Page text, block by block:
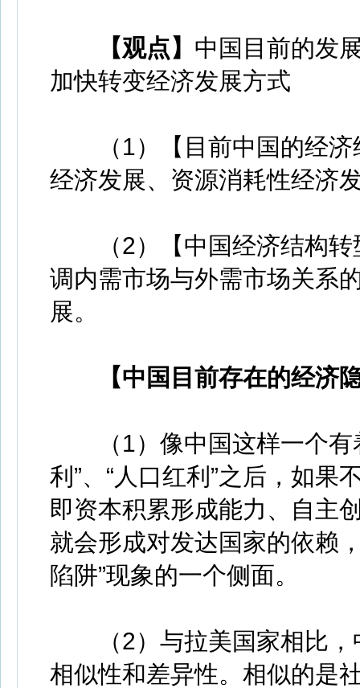
【观点】 中国目前的发
加快转变经济发展方式
（1）【目前中国的经济
经济发展、资源消耗性经济
（2）【中国经济结构转
调内需市场与外需市场关系
展。
【中国目前存在的经济
（1）像中国这样一个有
利”、“人口红利”之后，如
即资本积累形成能力、自主
就会形成对发达国家的依赖
陷阱”现象的一个侧面。
（2）与拉美国家相比，
相似性和差异性。相似的是